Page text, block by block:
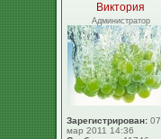
Виктория
Администратор
Зарегистрирован: 07
мар 2011 14:36